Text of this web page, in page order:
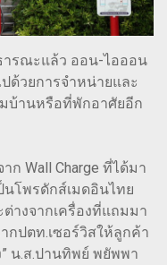
ารณะแล้ว ออน-ไอออน
ด้วยการจำหน่ายและ
มบ้านหรือที่พักอาศัยอีก
ก Wall Charge ที่ได้มา
นโพรดักส์เมดอินไทย
างจากเครื่องที่แถมมา
กปตท.เซอร์วิสให้ลูกค้า
น.ส.ปานทิพย์ พยัพพา